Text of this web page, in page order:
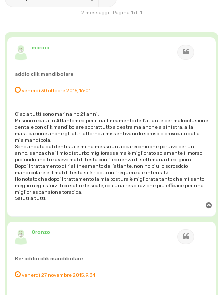
2 messaggi • Pagina 1 di 1
marina
addio clik mandibolare
venerdì 30 ottobre 2015, 16:01
Ciao a tutti sono marina ho 21 anni.
Mi sono recata in Atlantomed per il riallineamento dell'atlante per malocclusione
dentale con clik mandibolare soprattutto a destra ma anche a sinistra. alla
masticazione anche gli altri attorno a me sentivano lo scroscio provocato dalla
mia mandibola.
Sono andata dal dentista e mi ha messo un apparecchio che portavo per un
anno, senza che il mio disturbo migliorasse ma è migliorato solamente il morso
profondo. inoltre avevo mal di testa con frequenza di settimana dieci giorni.
Dopo il trattamento di riallineamento dell'atlante, non ho piu lo scrosdcio
mandibolare e il mal di testa si è ridotto in frequenza e intensità.
Ho notato che dopo il trattamento la mia postura è migliorata tanto che mi sento
meglio negli sforzi tipo salire le scale, con una respirazione piu efficace per una
miglior espansione toracica.
Saluti a tutti.
p
Oronzo
Re: addio clik mandibolare
venerdì 27 novembre 2015, 9:34